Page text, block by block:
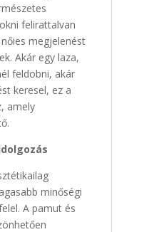
felirattalvan
megjelenést
Akár egy laza,
feldobni, akár
keresel, ez a
amely
minőségi
A pamut és